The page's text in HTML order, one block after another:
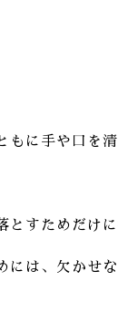
に手や口を
すためだけ
は、欠かせ